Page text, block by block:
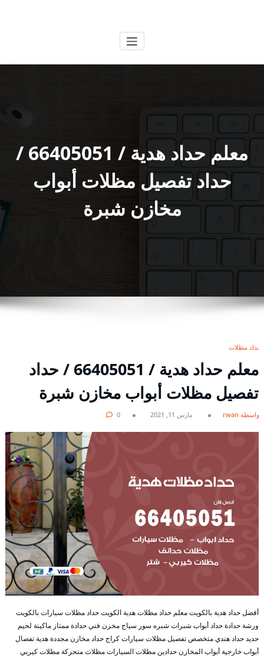
معلم حداد هدية / 66405051 /
حداد تفصيل مظلات أبواب
مخازن شبرة
حداد مظلات
معلم حداد هدية / 66405051 / حداد
تفصيل مظلات أبواب مخازن شبرة
بواسطة rwan مارس 11, 2021 0
أفضل حداد هدية بالكويت معلم حداد مظلات هدية الكويت حداد مظلات سيارات بالكويت
ورشة حدادة حداد أبواب شبرات شبره سور سياج مخزن فني حدادة ممتاز ماكينة لحيم
حديد حداد هندي متخصص تفصيل مظلات سيارات كراج حداد مخازن مجددة هدية تفصال
أبواب خارجية أبواب المخازن حدادين مظلات السيارات مظلات متحركة مظلات كيربي